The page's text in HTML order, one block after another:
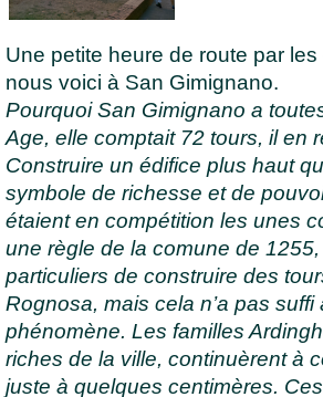
Une petite heure de route par
nous voici à San Gimignano.
Pourquoi San Gimignano a
Age, elle comptait 72 tours, il en
Construire un édifice plus haut
symbole de richesse et de
étaient en compétition les unes
une règle de la comune de
particuliers de construire des
Rognosa, mais cela n’a pas suffi
phénomène. Les familles
riches de la ville, continuèrent à
juste à quelques centimères.